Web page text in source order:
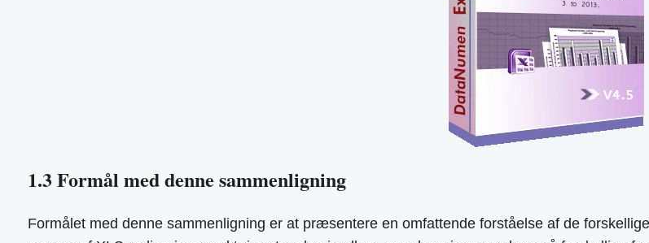
1.3 Formål med denne sammenligning
Formålet med denne sammenligning er at præsentere en omfattende forståelse af de